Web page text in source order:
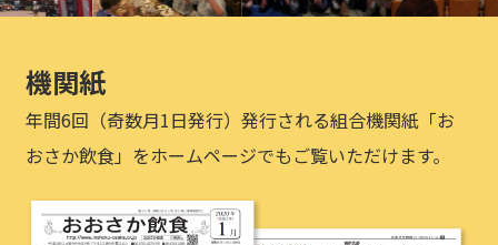
機関紙
年間6回（奇数月1日発行）発行される組合機関紙「お
おさか飲食」をホームページでもご覧いただけます。